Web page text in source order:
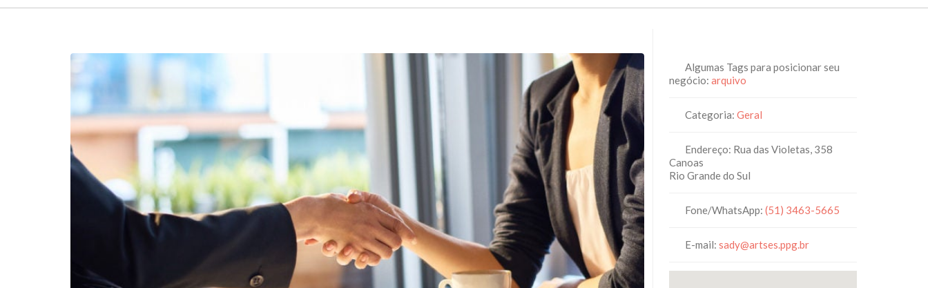
Algumas Tags para posicionar seu
negócio:arquivo
Categoria:Geral
Endereço: Rua das Violetas, 358
Canoas
Rio Grande do Sul
Fone/WhatsApp:(51) 3463-5665
E-mail:sady@artses.ppg.br